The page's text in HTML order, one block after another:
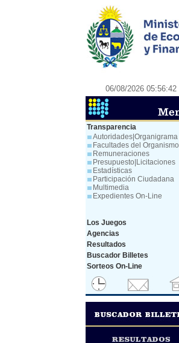
06/08/2026 05:56:42
Transparencia
Autoridades|Organigrama
Facultades del Organismo
Remuneraciones
Presupuesto|Licitaciones
Estadísticas
Participación Ciudadana
Multimedia
Expedientes On-Line
Los Juegos
Agencias
Resultados
Buscador Billetes
Sorteos On-Line